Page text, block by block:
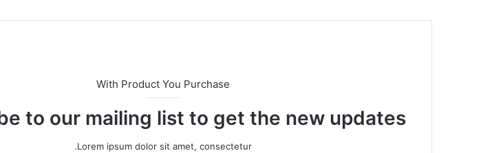
With Product You Purchase
to our mailing list to get the new updates!
Lorem ipsum dolor sit amet, consectetur.